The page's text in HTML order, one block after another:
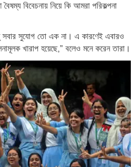
বিবেচনায় নিয়ে কি আমরা পরিকল্পনা
সবার সুযোগ তো এক না। এ কারণেই এবারও
খারাপ হয়েছে,” বলেও মনে করেন তারা।